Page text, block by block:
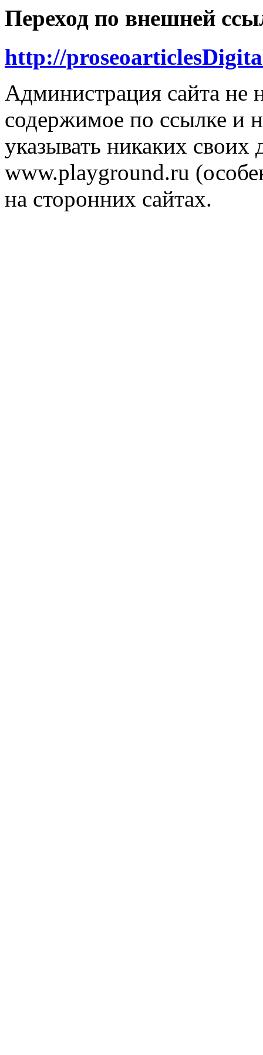
Переход по внешней
http://
Администрация сайта не
содержимое по ссылке и
указывать никаких
www.playground.ru
на сторонних сайтах.